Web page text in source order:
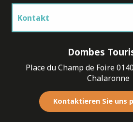
Kontakt
Dombes
Place du Champ de Foire
Chalaronne
Kontaktieren Sie uns